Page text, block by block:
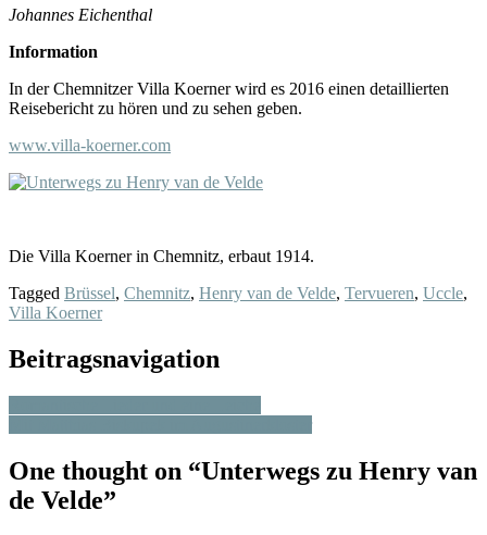
Johannes Eichenthal
Information
In der Chemnitzer Villa Koerner wird es 2016 einen detaillierten
Reisebericht zu hören und zu sehen geben.
www.villa-koerner.com
Die Villa Koerner in Chemnitz, erbaut 1914.
Tagged Brüssel, Chemnitz, Henry van de Velde, Tervueren, Uccle,
Villa Koerner
Beitragsnavigation
One thought on “Unterwegs zu Henry van
de Velde”